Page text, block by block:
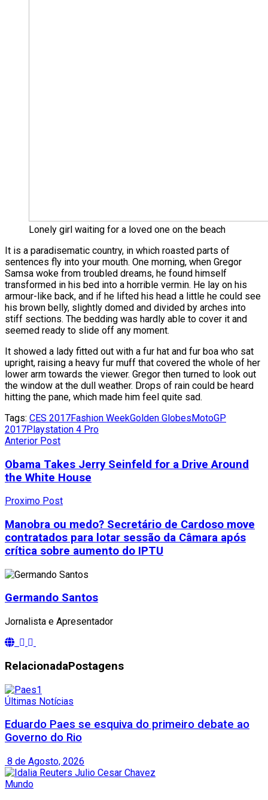
Lonely girl waiting for a loved one on the beach
It is a paradisematic country, in which roasted parts of
sentences fly into your mouth. One morning, when Gregor
Samsa woke from troubled dreams, he found himself
transformed in his bed into a horrible vermin. He lay on his
armour-like back, and if he lifted his head a little he could see
his brown belly, slightly domed and divided by arches into
stiff sections. The bedding was hardly able to cover it and
seemed ready to slide off any moment.
It showed a lady fitted out with a fur hat and fur boa who sat
upright, raising a heavy fur muff that covered the whole of her
lower arm towards the viewer. Gregor then turned to look out
the window at the dull weather. Drops of rain could be heard
hitting the pane, which made him feel quite sad.
Tags: CES 2017Fashion WeekGolden GlobesMotoGP
2017Playstation 4 Pro
Anterior Post
Obama Takes Jerry Seinfeld for a Drive Around
the White House
Proximo Post
Manobra ou medo? Secretário de Cardoso move
contratados para lotar sessão da Câmara após
crítica sobre aumento do IPTU
Germando Santos
Jornalista e Apresentador
RelacionadaPostagens
Últimas Notícias
Eduardo Paes se esquiva do primeiro debate ao
Governo do Rio
8 de Agosto, 2026
Mundo